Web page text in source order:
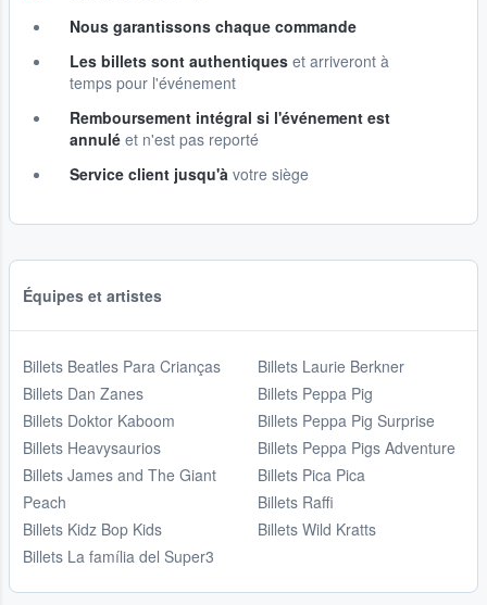
Nous garantissons chaque commande
Les billets sont authentiques et arriveront à
temps pour l'événement
Remboursement intégral si l'événement est
annulé et n'est pas reporté
Service client jusqu'à votre siège
Équipes et artistes
Billets Beatles Para Crianças
Billets Dan Zanes
Billets Doktor Kaboom
Billets Heavysaurios
Billets James and The Giant
Peach
Billets Kidz Bop Kids
Billets La família del Super3
Billets Laurie Berkner
Billets Peppa Pig
Billets Peppa Pig Surprise
Billets Peppa Pigs Adventure
Billets Pica Pica
Billets Raffi
Billets Wild Kratts